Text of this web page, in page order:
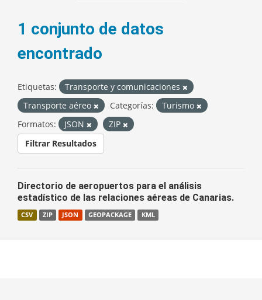
1 conjunto de datos
encontrado
Etiquetas:
Transporte y comunicaciones
Transporte aéreo
Categorías:
Turismo
Formatos:
JSON
ZIP
Filtrar Resultados
Directorio de aeropuertos para el análisis
estadístico de las relaciones aéreas de Canarias.
CSV ZIP JSON GEOPACKAGE KML